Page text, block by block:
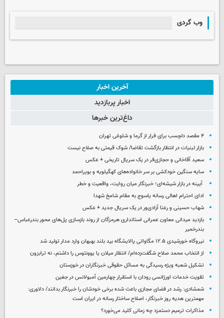
وب گردی
آخرین اخبار
اخبار پربازدید
داغ‌ترین خبرها
۴ مقصد دلچسب برای فرار از گرما و شلوغی تهران
بازار لبنیات در انتظار بازگشت تقاضا/ شوک قیمتی به صلاح نیست
سعید آقاخانی و حجازی‌فر در یک سریال تاریخی + عکس
سایه سنگین خودکشی بر سر خانواده‌های کهگیلویه و بویراحمد
آیینه در بازار شیشه‌ای؛ خبرنگار میان روایت، واقعیت و خطر
ادای احترام اهالی رسانه یاسوج به مقام شامخ شهدا
شهاب حسینی و رعنا آزادی‌ور در یک سریال جدید + عکس
بازدید میدانی معاون عمرانی استانداری هرمزگان از روند بازسازی پل‌های محور بندرعباس–
بندرخمیر
نیروگاه خورشیدی ۱۲.۵ مگاواتی پالایشگاه بید بلند بهبهان وارد مدار تولید شد
از انتخاب محمد صلاح شگفت‌زده‌ام/ انتظار میلان یا یوونتوس را داشتم، نه ترابزون
تشکیل شعبه ویژه رسیدگی به مسائل حقوقی خبرنگاران در خوزستان
تقویت خدمات اورژانسی رودان با استقرار چهارمین آمبولانس در جغین
شمشادی: رشد در فضای مجازی باعث شده برخی خودشان را خبرنگار بدانند/ دلاوری:
مهمترین هدیه‌ روز خبرنگار، اصلاح ساختار رسانه در ایران است
مذاکرات ترمیم دستمزد چه زمانی کلید می‌خورد؟